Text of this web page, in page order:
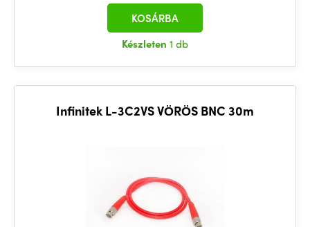
Készleten 1 db
KOSÁRBA
Infinitek L-3C2VS VÖRÖS BNC 30m